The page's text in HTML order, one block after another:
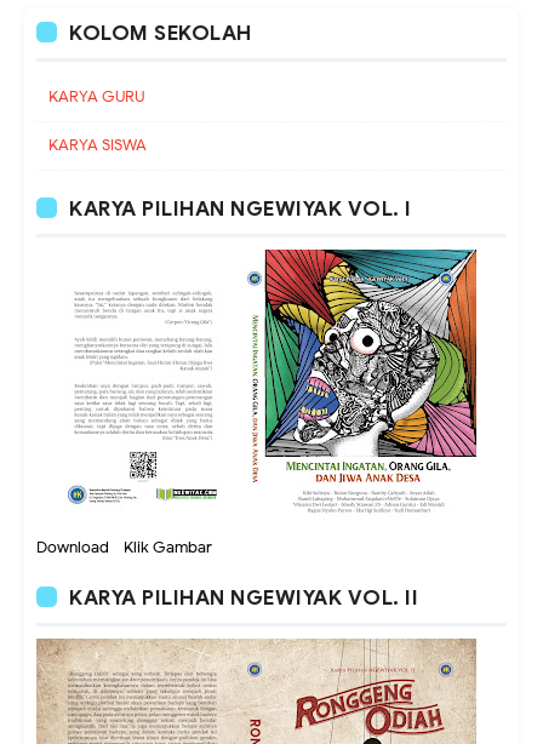
KOLOM SEKOLAH
KARYA GURU
KARYA SISWA
KARYA PILIHAN NGEWIYAK VOL. I
Download - Klik Gambar
KARYA PILIHAN NGEWIYAK VOL. II